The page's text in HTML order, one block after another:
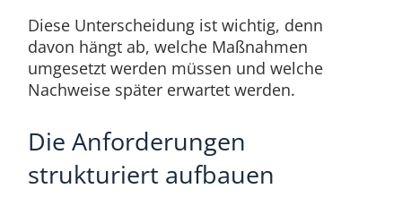
Diese Unterscheidung ist wichtig, denn
davon hängt ab, welche Maßnahmen
umgesetzt werden müssen und welche
Nachweise später erwartet werden.
Die Anforderungen
strukturiert aufbauen